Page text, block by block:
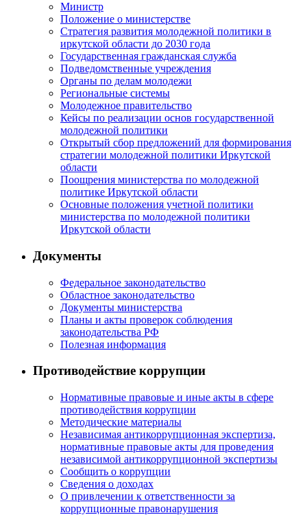
Министр
Положение о министерстве
Стратегия развития молодежной политики в
иркутской области до 2030 года
Государственная гражданская служба
Подведомственные учреждения
Органы по делам молодежи
Региональные системы
Молодежное правительство
Кейсы по реализации основ государственной
молодежной политики
Открытый сбор предложений для формирования
стратегии молодежной политики Иркутской
области
Поощрения министерства по молодежной
политике Иркутской области
Основные положения учетной политики
министерства по молодежной политики
Иркутской области
Документы
Федеральное законодательство
Областное законодательство
Документы министерства
Планы и акты проверок соблюдения
законодательства РФ
Полезная информация
Противодействие коррупции
Нормативные правовые и иные акты в сфере
противодействия коррупции
Методические материалы
Независимая антикоррупционная экспертиза,
нормативные правовые акты для проведения
независимой антикоррупционной экспертизы
Сообщить о коррупции
Сведения о доходах
О привлечении к ответственности за
коррупционные правонарушения